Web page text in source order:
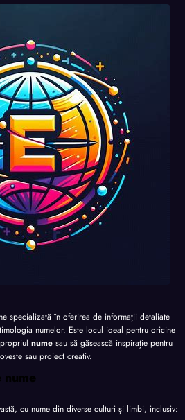
specializată în oferirea de informații detaliate
numelor. Este locul ideal pentru oricine
nume sau să găsească inspirație pentru
sau proiect creativ.
cu nume din diverse culturi și limbi, inclusiv: